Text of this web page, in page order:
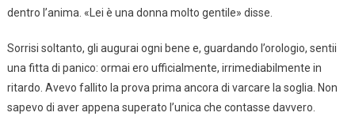
dentro l’anima. «Lei è una donna molto gentile» disse.
Sorrisi soltanto, gli augurai ogni bene e, guardando l’orologio, sentii
una fitta di panico: ormai ero ufficialmente, irrimediabilmente in
ritardo. Avevo fallito la prova prima ancora di varcare la soglia. Non
sapevo di aver appena superato l’unica che contasse davvero.